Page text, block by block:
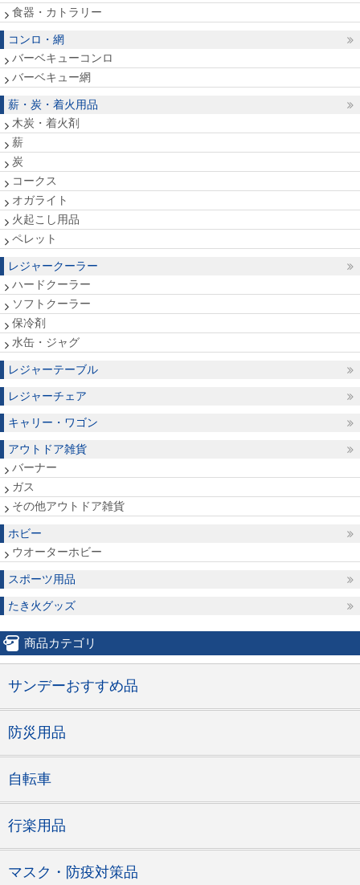
食器・カトラリー
コンロ・網
バーベキューコンロ
バーベキュー網
薪・炭・着火用品
木炭・着火剤
薪
炭
コークス
オガライト
火起こし用品
ペレット
レジャークーラー
ハードクーラー
ソフトクーラー
保冷剤
水缶・ジャグ
レジャーテーブル
レジャーチェア
キャリー・ワゴン
アウトドア雑貨
バーナー
ガス
その他アウトドア雑貨
ホビー
ウオーターホビー
スポーツ用品
たき火グッズ
商品カテゴリ
サンデーおすすめ品
防災用品
自転車
行楽用品
マスク・防疫対策品